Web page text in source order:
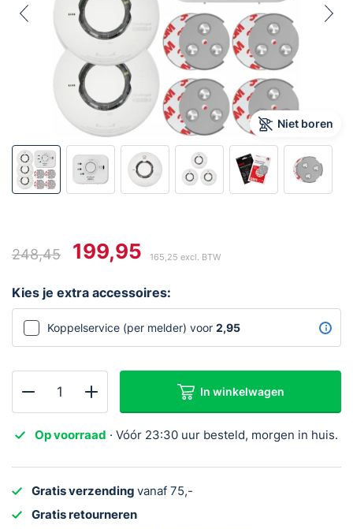
Niet boren
248,45
Oorspronkelijke
prijs
was:
€248,45.
199,95
prijs
is:
€199,95.
165,25 excl. BTW
Kies je extra accessoires:
Koppelservice (per melder) voor 2,95
Brandpreventiebox
aantal
In winkelwagen
Op voorraad · Vóór 23:30 uur besteld, morgen in huis.
Gratis verzending vanaf 75,-
Gratis retourneren